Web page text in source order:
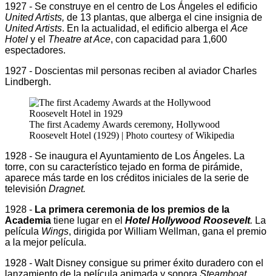
1927 - Se construye en el centro de Los Ángeles el edificio
United Artists, de 13 plantas, que alberga el cine insignia de
United Artists. En la actualidad, el edificio alberga el Ace
Hotel y el Theatre at Ace, con capacidad para 1,600
espectadores.
1927 - Doscientas mil personas reciben al aviador Charles
Lindbergh.
The first Academy Awards ceremony, Hollywood
Roosevelt Hotel (1929) | Photo courtesy of Wikipedia
1928 - Se inaugura el Ayuntamiento de Los Ángeles. La
torre, con su característico tejado en forma de pirámide,
aparece más tarde en los créditos iniciales de la serie de
televisión Dragnet.
1928 - La primera ceremonia de los premios de la
Academia tiene lugar en el Hotel Hollywood Roosevelt. La
película Wings, dirigida por William Wellman, gana el premio
a la mejor película.
1928 - Walt Disney consigue su primer éxito duradero con el
lanzamiento de la película animada y sonora Steamboat